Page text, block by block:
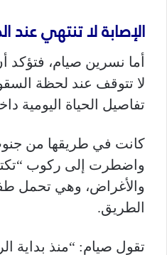
الإصابة لا تنتهي عند
أما نسرين صيام، فتؤكد
لا تتوقف عند لحظة
تفاصيل الحياة اليومية
كانت في طريقها من
واضطرت إلى ركوب
والأغراض، وهي تحمل
الطريق.
تقول صيام: “منذ بداية